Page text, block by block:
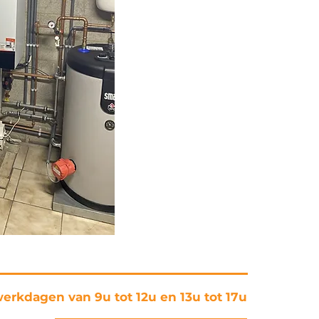
van 9u tot 12u en 13u tot 17u